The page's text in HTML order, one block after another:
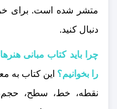
متشر شده است. برای
دنبال کنید.
چرا باید کتاب مبانی
را بخوانیم؟ این کتاب به
نقطه، خط، سطح،